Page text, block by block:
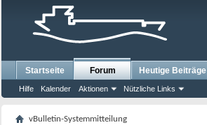
Startseite Forum
Hilfe Kalender Aktionen Nützliche Links
Heutige Beiträge
vBulletin-Systemmitteilung